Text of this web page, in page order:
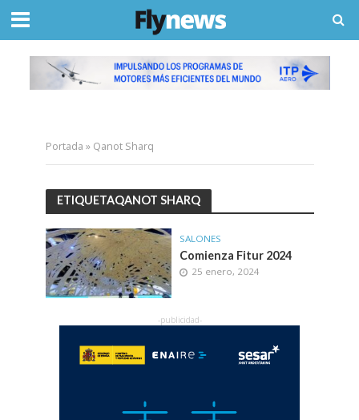
Portada » Qanot Sharq
ETIQUETAQANOT SHARQ
SALONES
Comienza Fitur 2024
25 enero, 2024